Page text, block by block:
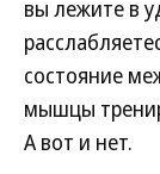
вы лежите в
состояние
мышцы
А вот и нет.